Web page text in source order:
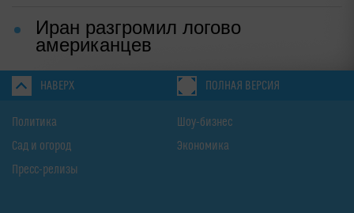
Иран разгромил логово
американцев
НАВЕРХ ПОЛНАЯ ВЕРСИЯ
Политика
Сад и огород
Пресс-релизы
Шоу-бизнес
Экономика